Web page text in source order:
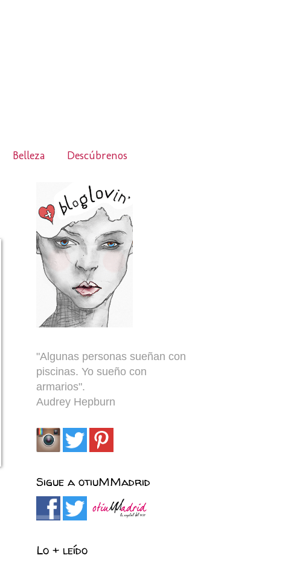
Belleza Descúbrenos
"Algunas personas sueñan con
piscinas. Yo sueño con
armarios".
Audrey Hepburn
Sigue a otiuMMadrid
Lo + leído